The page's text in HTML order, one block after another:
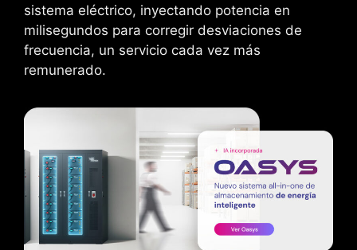
sistema eléctrico, inyectando potencia en
milisegundos para corregir desviaciones de
frecuencia, un servicio cada vez más
remunerado.